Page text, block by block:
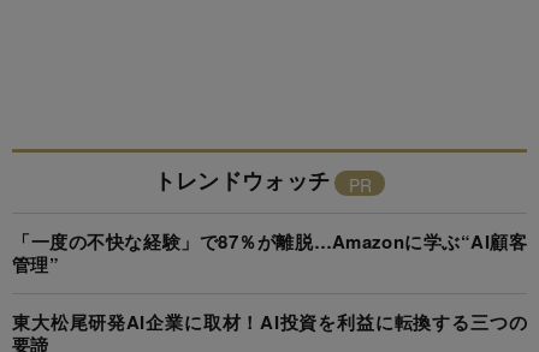
トレンドウォッチ
「一度の不快な経験」で87％が離脱…Amazonに学ぶ“AI顧客
管理”
東大松尾研発AI企業に取材！AI投資を利益に転換する三つの
要諦